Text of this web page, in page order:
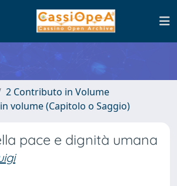
2 Contributo in Volume
volume (Capitolo o Saggio)
pace e dignità umana